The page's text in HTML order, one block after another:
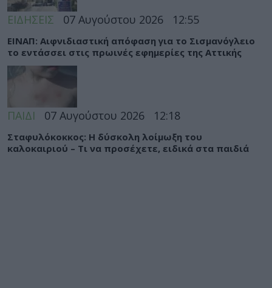
ΕΙΔΗΣΕΙΣ 07 Αυγούστου 2026 12:55
ΕΙΝΑΠ: Αιφνιδιαστική απόφαση για το Σισμανόγλειο
το εντάσσει στις πρωινές εφημερίες της Αττικής
ΠΑΙΔΙ 07 Αυγούστου 2026 12:18
Σταφυλόκοκκος: Η δύσκολη λοίμωξη του
καλοκαιριού – Τι να προσέχετε, ειδικά στα παιδιά